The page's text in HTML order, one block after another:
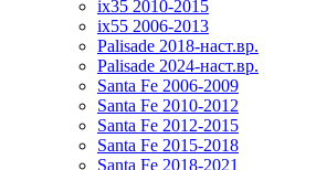
ix35 2010-2015
ix55 2006-2013
Palisade 2018-наст.вр.
Palisade 2024-наст.вр.
Santa Fe 2006-2009
Santa Fe 2010-2012
Santa Fe 2012-2015
Santa Fe 2015-2018
Santa Fe 2018-2021